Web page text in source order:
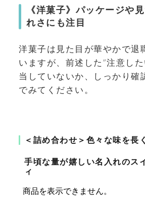
《洋菓子》パッケージや
れさにも注目
洋菓子は見た目が華やかで退
いますが、前述した”注意し
当していないか、しっかり確
でみてください。
＜詰め合わせ＞色々な味を長
手頃な量が嬉しい名入れのス
ィ